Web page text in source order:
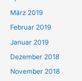
März 2019
Februar 2019
Januar 2019
Dezember 2018
November 2018